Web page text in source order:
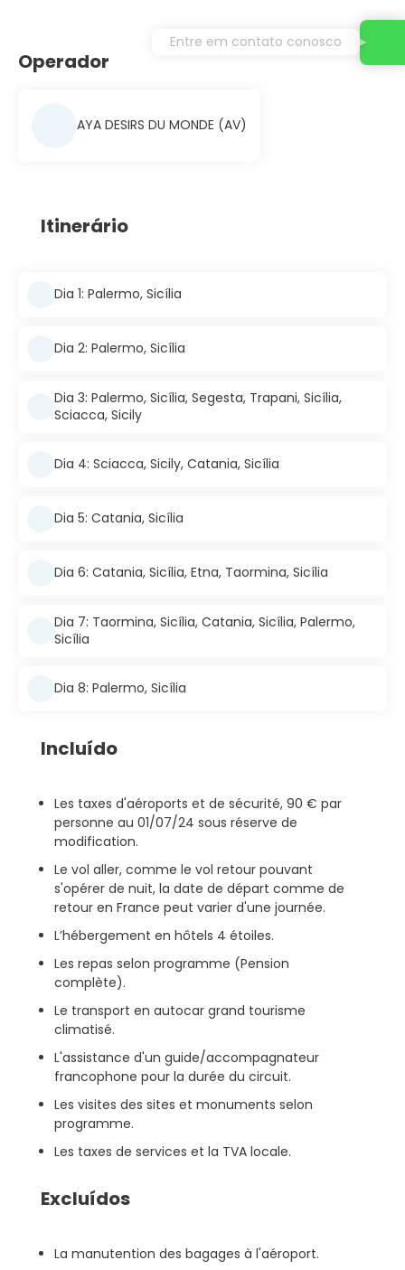
Operador
AYA DESIRS DU MONDE (AV)
Itinerário
Dia 1: Palermo, Sicília
Dia 2: Palermo, Sicília
Dia 3: Palermo, Sicília, Segesta, Trapani, Sicília,
Sciacca, Sicily
Dia 4: Sciacca, Sicily, Catania, Sicília
Dia 5: Catania, Sicília
Dia 6: Catania, Sicília, Etna, Taormina, Sicília
Dia 7: Taormina, Sicília, Catania, Sicília, Palermo,
Sicília
Dia 8: Palermo, Sicília
Incluído
Les taxes d'aéroports et de sécurité, 90 € par
personne au 01/07/24 sous réserve de
modification.
Le vol aller, comme le vol retour pouvant
s'opérer de nuit, la date de départ comme de
retour en France peut varier d'une journée.
L’hébergement en hôtels 4 étoiles.
Les repas selon programme (Pension
complète).
Le transport en autocar grand tourisme
climatisé.
L'assistance d'un guide/accompagnateur
francophone pour la durée du circuit.
Les visites des sites et monuments selon
programme.
Les taxes de services et la TVA locale.
Excluídos
La manutention des bagages à l'aéroport.
Entre em contato conosco